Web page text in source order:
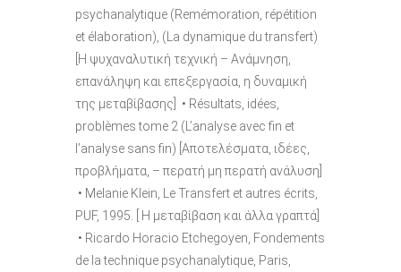
psychanalytique (Remémoration, répétition
et élaboration), (La dynamique du transfert)
[Η ψυχαναλυτική τεχνική – Ανάμνηση,
επανάληψη και επεξεργασία, η δυναμική
της μεταβίβασης] • Résultats, idées,
problèmes tome 2 (L’analyse avec fin et
l’analyse sans fin) [Αποτελέσματα, ιδέες,
προβλήματα, – περατή μη περατή ανάλυση]
• Melanie Klein, Le Transfert et autres écrits,
PUF, 1995. [ Η μεταβίβαση και άλλα γραπτά]
• Ricardo Horacio Etchegoyen, Fondements
de la technique psychanalytique, Paris,